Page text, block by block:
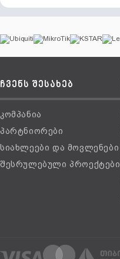
ჩვენს შესახებ
კომპანია
პარტნიორები
სიახლეები და მოვლენები
შესრულებული პროექტები